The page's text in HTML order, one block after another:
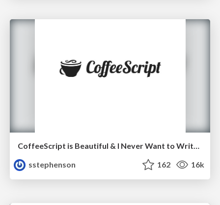
sstephenson
162 16k